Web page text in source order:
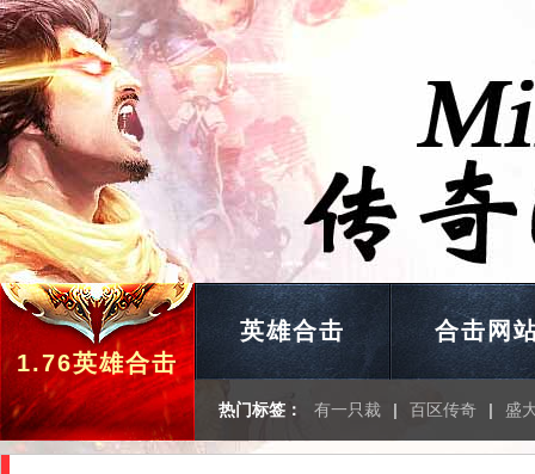
1.76英雄合击
英雄合击 合击网
热门标签： 有一只裁 | 百区传奇 | 盛